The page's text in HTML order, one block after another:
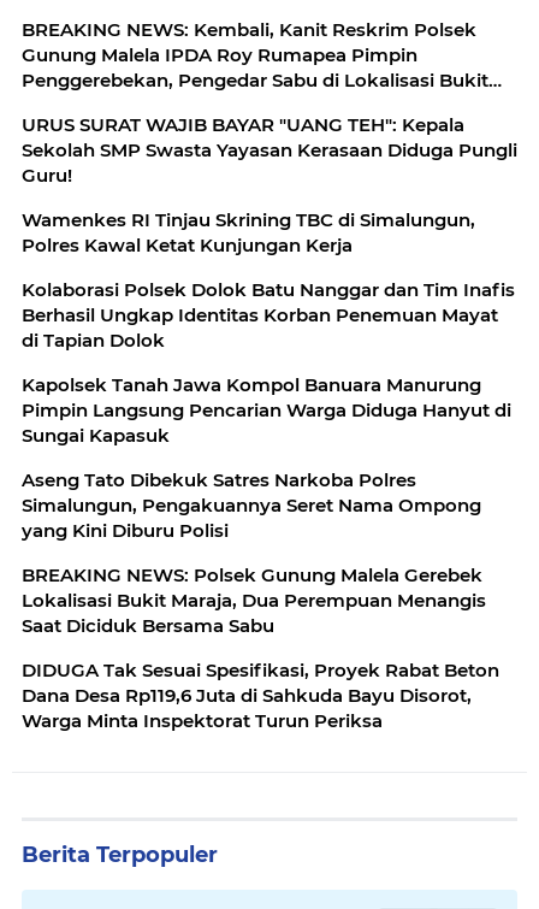
BREAKING NEWS: Kembali, Kanit Reskrim Polsek
Gunung Malela IPDA Roy Rumapea Pimpin
Penggerebekan, Pengedar Sabu di Lokalisasi Bukit
URUS SURAT WAJIB BAYAR "UANG TEH": Kepala
Sekolah SMP Swasta Yayasan Kerasaan Diduga Pungli
Guru!
Wamenkes RI Tinjau Skrining TBC di Simalungun,
Polres Kawal Ketat Kunjungan Kerja
Kolaborasi Polsek Dolok Batu Nanggar dan Tim Inafis
Berhasil Ungkap Identitas Korban Penemuan Mayat
di Tapian Dolok
Kapolsek Tanah Jawa Kompol Banuara Manurung
Pimpin Langsung Pencarian Warga Diduga Hanyut di
Sungai Kapasuk
Aseng Tato Dibekuk Satres Narkoba Polres
Simalungun, Pengakuannya Seret Nama Ompong
yang Kini Diburu Polisi
BREAKING NEWS: Polsek Gunung Malela Gerebek
Lokalisasi Bukit Maraja, Dua Perempuan Menangis
Saat Diciduk Bersama Sabu
DIDUGA Tak Sesuai Spesifikasi, Proyek Rabat Beton
Dana Desa Rp119,6 Juta di Sahkuda Bayu Disorot,
Warga Minta Inspektorat Turun Periksa
Berita Terpopuler